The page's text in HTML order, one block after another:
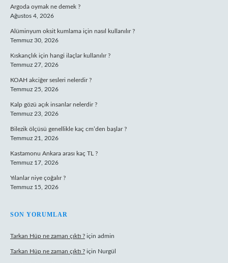
Argoda oymak ne demek ?
Ağustos 4, 2026
Alüminyum oksit kumlama için nasıl kullanılır ?
Temmuz 30, 2026
Kıskançlık için hangi ilaçlar kullanılır ?
Temmuz 27, 2026
KOAH akciğer sesleri nelerdir ?
Temmuz 25, 2026
Kalp gözü açık insanlar nelerdir ?
Temmuz 23, 2026
Bilezik ölçüsü genellikle kaç cm’den başlar ?
Temmuz 21, 2026
Kastamonu Ankara arası kaç TL ?
Temmuz 17, 2026
Yılanlar niye çoğalır ?
Temmuz 15, 2026
SON YORUMLAR
Tarkan Hüp ne zaman çıktı ? için admin
Tarkan Hüp ne zaman çıktı ? için Nurgül